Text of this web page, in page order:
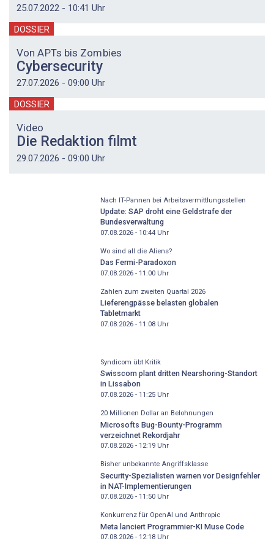
25.07.2022 - 10:41 Uhr
DOSSIER
Von APTs bis Zombies
Cybersecurity
27.07.2026 - 09:00 Uhr
DOSSIER
Video
Die Redaktion filmt
29.07.2026 - 09:00 Uhr
Nach IT-Pannen bei Arbeitsvermittlungsstellen
Update: SAP droht eine Geldstrafe der
Bundesverwaltung
07.08.2026 - 10:44Uhr
Wo sind all die Aliens?
Das Fermi-Paradoxon
07.08.2026 - 11:00Uhr
Zahlen zum zweiten Quartal 2026
Lieferengpässe belasten globalen
Tabletmarkt
07.08.2026 - 11:08Uhr
Syndicom übt Kritik
Swisscom plant dritten Nearshoring-Standort
in Lissabon
07.08.2026 - 11:25Uhr
20 Millionen Dollar an Belohnungen
Microsofts Bug-Bounty-Programm
verzeichnet Rekordjahr
07.08.2026 - 12:19Uhr
Bisher unbekannte Angriffsklasse
Security-Spezialisten warnen vor Designfehler
in NAT-Implementierungen
07.08.2026 - 11:50Uhr
Konkurrenz für OpenAI und Anthropic
Meta lanciert Programmier-KI Muse Code
07.08.2026 - 12:18Uhr